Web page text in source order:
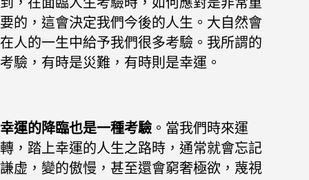
要的，這會決定我們今後的人生。大自然會
在人的一生中給予我們很多考驗。我所謂的
考驗，有時是災難，有時則是幸運。
幸運的降臨也是一種考驗。當我們時來運
轉，踏上幸運的人生之路時， 通常就會忘記
謙虚，變的傲慢，甚至還會窮奢極欲，蔑視